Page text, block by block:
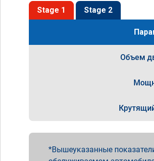
Stage 1 Stage 2
Объем
Вышеуказанные